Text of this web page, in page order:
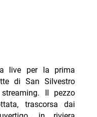
live per la prima
di San Silvestro
Il pezzo
trascorsa dai